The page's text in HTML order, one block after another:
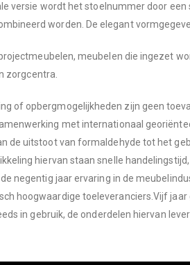
versie wordt het stoelnummer door
worden. De elegant
meubelen die ingezet
zorgcentra.
of opbergmogelijkheden zijn geen
met internationaal
de uitstoot van formaldehyde tot het
hiervan staan snelle
negentig jaar ervaring in de
hoogwaardige toeleveranciers.Vijf
in gebruik, de onderdelen hiervan